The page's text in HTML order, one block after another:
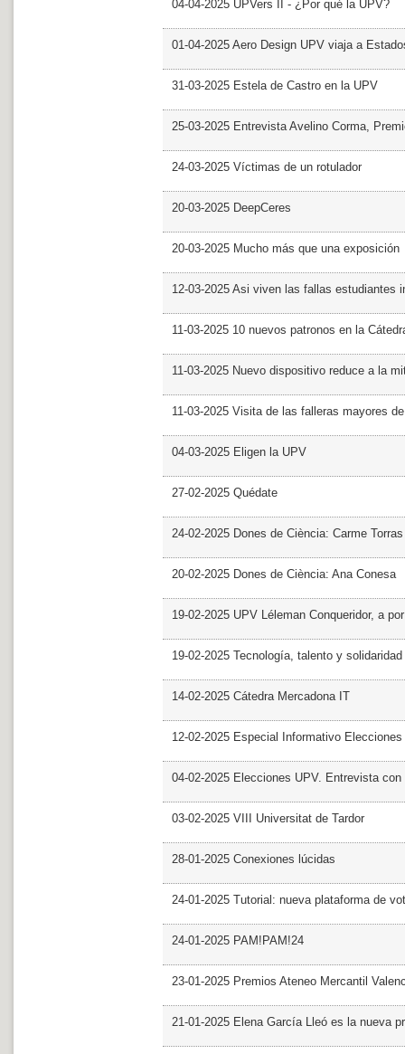
04-04-2025 UPVers II - ¿Por qué la UPV?
01-04-2025 Aero Design UPV viaja a
31-03-2025 Estela de Castro en la UPV
25-03-2025 Entrevista Avelino Corma,
24-03-2025 Víctimas de un rotulador
20-03-2025 DeepCeres
20-03-2025 Mucho más que una exposición
12-03-2025 Asi viven las fallas estudiantes
11-03-2025 10 nuevos patronos en la
11-03-2025 Nuevo dispositivo reduce a la
11-03-2025 Visita de las falleras mayores
04-03-2025 Eligen la UPV
27-02-2025 Quédate
24-02-2025 Dones de Ciència: Carme Torras
20-02-2025 Dones de Ciència: Ana Conesa
19-02-2025 UPV Léleman Conqueridor, a
19-02-2025 Tecnología, talento y
14-02-2025 Cátedra Mercadona IT
12-02-2025 Especial Informativo Elecciones
04-02-2025 Elecciones UPV. Entrevista con
03-02-2025 VIII Universitat de Tardor
28-01-2025 Conexiones lúcidas
24-01-2025 Tutorial: nueva plataforma de
24-01-2025 PAM!PAM!24
23-01-2025 Premios Ateneo Mercantil
21-01-2025 Elena García Lleó es la nueva